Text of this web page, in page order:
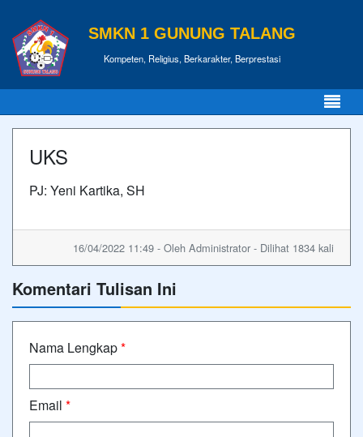
SMKN 1 GUNUNG TALANG
Kompeten, Religius, Berkarakter, Berprestasi
UKS
PJ: Yeni Kartika, SH
16/04/2022 11:49 - Oleh Administrator - Dilihat 1834 kali
Komentari Tulisan Ini
Nama Lengkap*
Email *